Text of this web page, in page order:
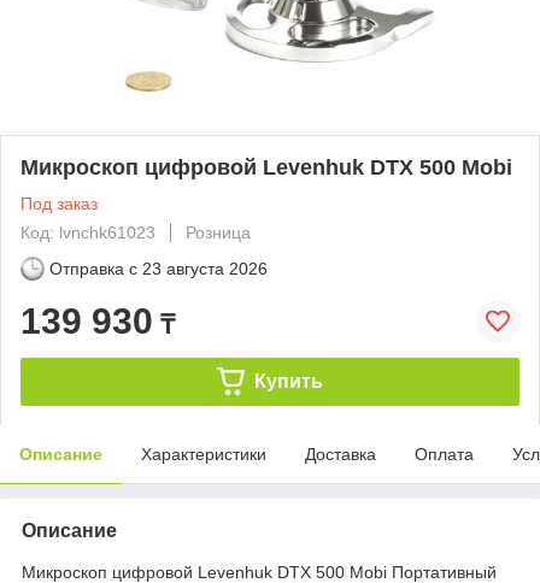
Микроскоп цифровой Levenhuk DTX 500 Mobi
Под заказ
Код: lvnchk61023
Розница
Отправка с 23 августа 2026
139 930 ₸
Купить
Описание Характеристики Доставка Оплата
Описание
Микроскоп цифровой Levenhuk DTX 500 Mobi Портативный